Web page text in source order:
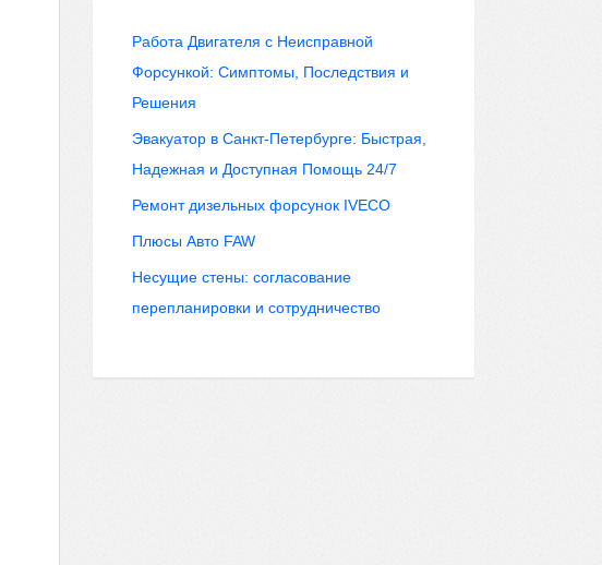
Работа Двигателя с Неисправной
Форсункой: Симптомы, Последствия и
Решения
Эвакуатор в Санкт-Петербурге: Быстрая,
Надежная и Доступная Помощь 24/7
Ремонт дизельных форсунок IVECO
Плюсы Авто FAW
Несущие стены: согласование
перепланировки и сотрудничество